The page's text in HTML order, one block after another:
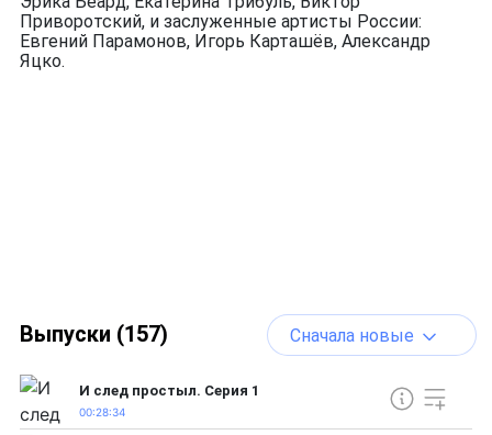
Приворотский, и заслуженные артисты России:
Евгений Парамонов, Игорь Карташёв, Александр
Яцко.
Выпуски (157) Сначала новые
И след простыл. Серия 1
00:28:34